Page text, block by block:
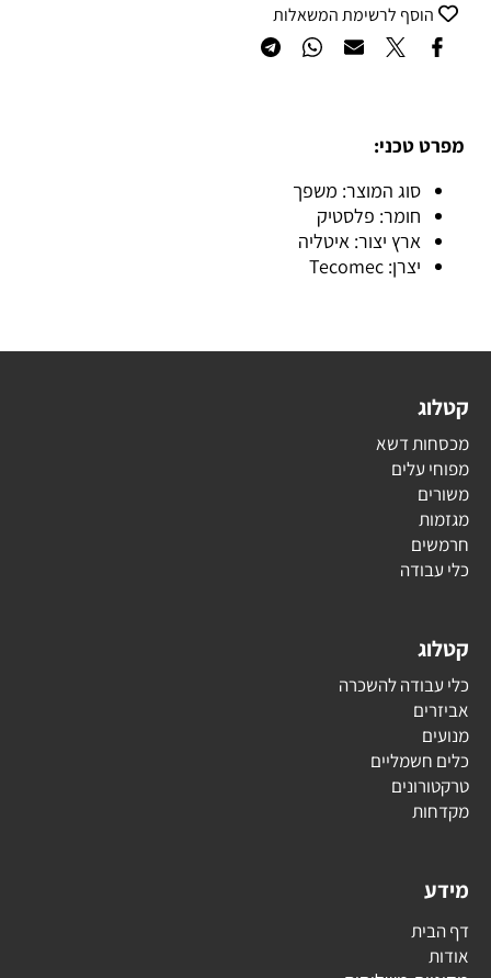
הוסף לרשימת המשאלות
מפרט טכני:
סוג המוצר: משפך
חומר: פלסטיק
ארץ יצור: איטליה
יצרן: Tecomec
קטלוג
מכסחות דשא
מפוחי עלים
משורים
מגזמות
חרמשים
כלי עבודה
קטלוג
כלי עבודה להשכרה
אביזרים
מנועים
כלים חשמליים
טרקטורונים
מקדחות
מידע
דף הבית
אודות